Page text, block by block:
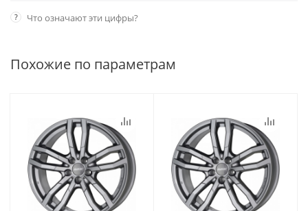
? Что означают эти цифры?
Похожие по параметрам